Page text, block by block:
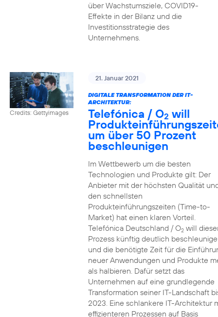
über Wachstumsziele, COVID19-
Effekte in der Bilanz und die
Investitionsstrategie des
Unternehmens.
Credits: Gettyimages
21. Januar 2021
DIGITALE TRANSFORMATION DER IT-
ARCHITEKTUR:
Telefónica / O2 will
um über 50 Prozent
beschleunigen
Im Wettbewerb um die besten
Technologien und Produkte gilt: Der
Anbieter mit der höchsten Qualität
den schnellsten
Produkteinführungszeiten (Time-to-
Market) hat einen klaren Vorteil.
Telefónica Deutschland / O2will
Prozess künftig deutlich
und die benötigte Zeit für die
neuer Anwendungen und Produkte
als halbieren. Dafür setzt das
Unternehmen auf eine grundlegende
Transformation seiner IT-Landschaft
2023. Eine schlankere IT-Architektur
effizienteren Prozessen auf Basis